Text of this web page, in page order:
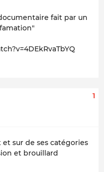
fait par un
1
sur de ses catégories
et brouillard